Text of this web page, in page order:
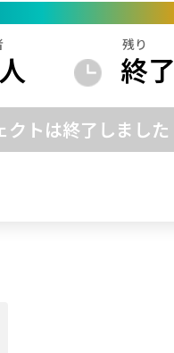
縄
人
残り
終了
クトは終了しました